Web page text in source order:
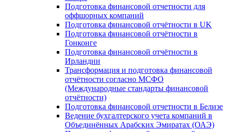
Подготовка финансовой отчетности для
оффшорных компаний
Подготовка финансовой отчётности в UK
Подготовка финансовой отчётности в
Гонконге
Подготовка финансовой отчётности в
Ирландии
Трансформация и подготовка финансовой
отчётности согласно МСФО
(Международные стандарты финансовой
отчётности)
Подготовка финансовой отчетности в Белизе
Ведение бухгалтерского учета компаний в
Объединённых Арабских Эмиратах (ОАЭ)